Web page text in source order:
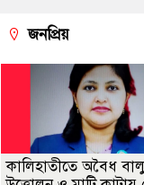
জনপ্রিয়
কালিহাতীতে অবৈধ বালু